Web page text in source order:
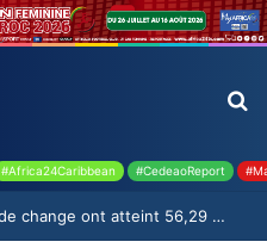
#Africa24Caribbean #CedeaoReport
Côte d’Ivoire : les réserves de change ont atteint 56,29 milliards USD en juillet